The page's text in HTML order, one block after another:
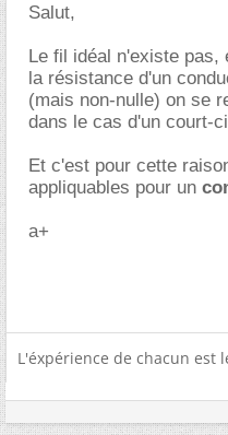
Salut,
Le fil idéal n'existe pas,
la résistance d'un
(mais non-nulle) on se
dans le cas d'un court-
Et c'est pour cette
appliquables pour un
a+
L'éxpérience de chacun est